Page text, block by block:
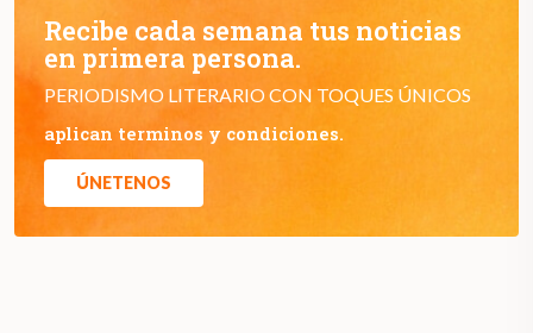
Recibe cada semana tus noticias
en primera persona.
PERIODISMO LITERARIO CON TOQUES ÚNICOS
aplican terminos y condiciones.
ÚNETENOS